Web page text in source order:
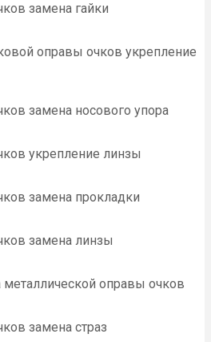
замена гайки
оправы очков укрепление
замена носового упора
укрепление линзы
замена прокладки
замена линзы
оправы очков
замена страз